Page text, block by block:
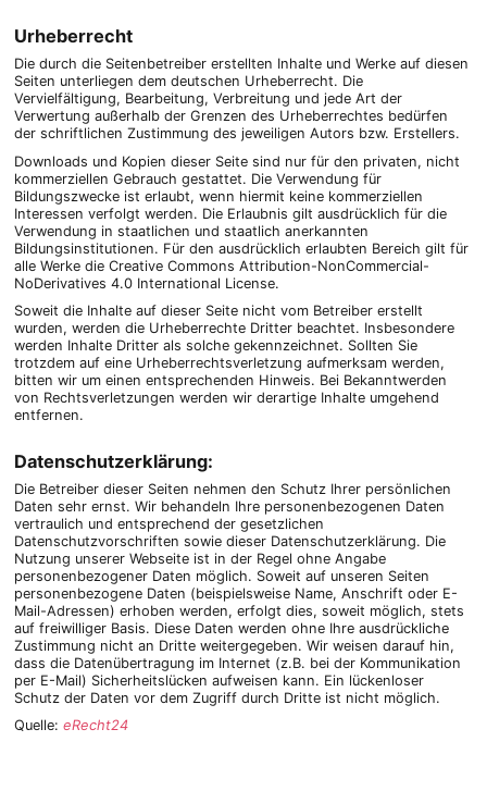
Urheberrecht
Die durch die Seitenbetreiber erstellten Inhalte und Werke auf diesen
Seiten unterliegen dem deutschen Urheberrecht. Die
Vervielfältigung, Bearbeitung, Verbreitung und jede Art der
Verwertung außerhalb der Grenzen des Urheberrechtes bedürfen
der schriftlichen Zustimmung des jeweiligen Autors bzw. Erstellers.
Downloads und Kopien dieser Seite sind nur für den privaten, nicht
kommerziellen Gebrauch gestattet. Die Verwendung für
Bildungszwecke ist erlaubt, wenn hiermit keine kommerziellen
Interessen verfolgt werden. Die Erlaubnis gilt ausdrücklich für die
Verwendung in staatlichen und staatlich anerkannten
Bildungsinstitutionen. Für den ausdrücklich erlaubten Bereich gilt für
alle Werke die Creative Commons Attribution-NonCommercial-
NoDerivatives 4.0 International License.
Soweit die Inhalte auf dieser Seite nicht vom Betreiber erstellt
wurden, werden die Urheberrechte Dritter beachtet. Insbesondere
werden Inhalte Dritter als solche gekennzeichnet. Sollten Sie
trotzdem auf eine Urheberrechtsverletzung aufmerksam werden,
bitten wir um einen entsprechenden Hinweis. Bei Bekanntwerden
von Rechtsverletzungen werden wir derartige Inhalte umgehend
entfernen.
Datenschutzerklärung:
Die Betreiber dieser Seiten nehmen den Schutz Ihrer persönlichen
Daten sehr ernst. Wir behandeln Ihre personenbezogenen Daten
vertraulich und entsprechend der gesetzlichen
Datenschutzvorschriften sowie dieser Datenschutzerklärung. Die
Nutzung unserer Webseite ist in der Regel ohne Angabe
personenbezogener Daten möglich. Soweit auf unseren Seiten
personenbezogene Daten (beispielsweise Name, Anschrift oder E-
Mail-Adressen) erhoben werden, erfolgt dies, soweit möglich, stets
auf freiwilliger Basis. Diese Daten werden ohne Ihre ausdrückliche
Zustimmung nicht an Dritte weitergegeben. Wir weisen darauf hin,
dass die Datenübertragung im Internet (z.B. bei der Kommunikation
per E-Mail) Sicherheitslücken aufweisen kann. Ein lückenloser
Schutz der Daten vor dem Zugriff durch Dritte ist nicht möglich.
Quelle: eRecht24